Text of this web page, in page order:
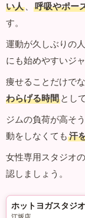
い人 、 呼吸やポー
す。
運動が久しぶりの人
にも始めやすいジャ
痩せることだけでな
わらげる時間 とし
ジムの負荷が高そ
動をしなくても 汗
女性専用スタジオ
認しましょう。
ホットヨガスタジ